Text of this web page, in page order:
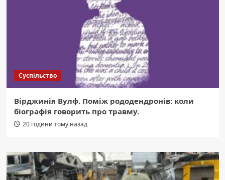
Суспільство
Вірджинія Вулф. Поміж рододендронів: коли
біографія говорить про травму.
20 години тому назад